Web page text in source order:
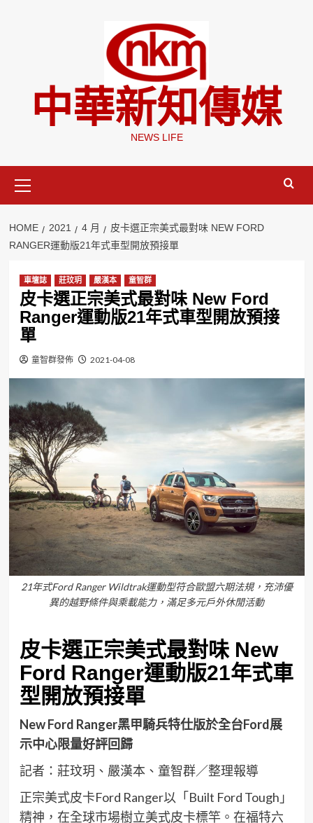
中華新知傳媒
NEWS LIFE
Menu
HOME 2021 4 月
皮卡選正宗美式最對味 NEW FORD
RANGER運動版21年式車型開放預接單
車壇誌 莊玟玥 嚴漢本 童智群
皮卡選正宗美式最對味 New Ford
Ranger運動版21年式車型開放預接
單
童智群發佈 2021-04-08
21年式Ford Ranger Wildtrak運動型符合歐盟六期法規，充沛優
異的越野條件與乘載能力，滿足多元戶外休閒活動
皮卡選正宗美式最對味 New
Ford Ranger運動版21年式車
型開放預接單
New Ford Ranger黑甲騎兵特仕版於全台Ford展
示中心限量好評回歸
記者：莊玟玥、嚴漢本、童智群／整理報導
正宗美式皮卡Ford Ranger以「Built Ford Tough」
精神，在全球市場樹立美式皮卡標竿。在福特六